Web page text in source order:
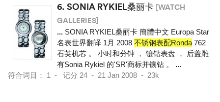
6. SONIA RYKIEL桑丽卡 [WATCH
GALLERIES]
... SONIA RYKIEL桑丽卡 簡體中文 Europa Star
名表世界翻译 1月 2008 不锈钢表配Ronda 762
石英机芯 。 小时和分钟 ， 镶钻表盘 ， 后盖雕
有Sonia Rykiel 的'SR'商标并镶钻 。 ...
符合词目： 1 - 记分 24 - 21 Jan 2008 - 23k